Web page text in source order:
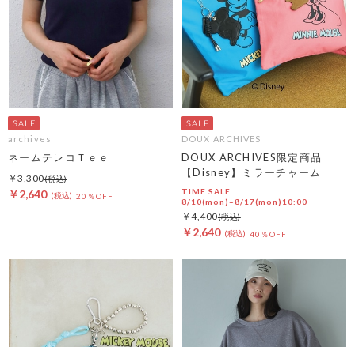
archives
ネームテレコＴｅｅ
￥2,640 20％OFF
￥3,300
DOUX ARCHIVES
DOUX ARCHIVES限定商品
【Disney】ミラーチャーム
TIME SALE
8/10(mon)~8/17(mon)10:00
￥2,640 40％OFF
￥4,400